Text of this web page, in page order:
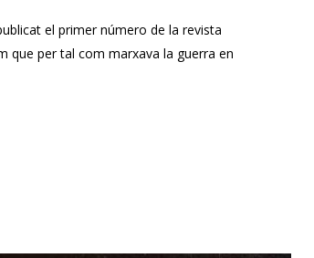
el primer número de la revista
que per tal com marxava la guerra en